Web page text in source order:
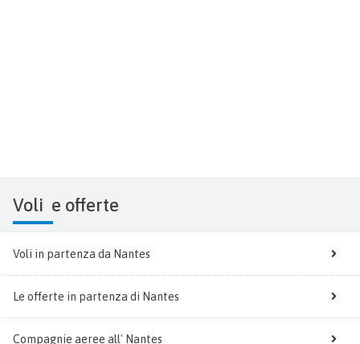
Voli e offerte
Voli in partenza da Nantes
Le offerte in partenza di Nantes
Compagnie aeree all' Nantes